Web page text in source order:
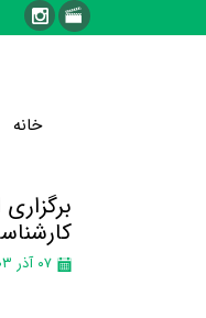
خانه
۰۷ آذر ۱۴۰۳